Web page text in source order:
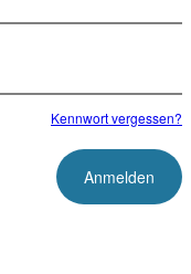
Kennwort vergessen?